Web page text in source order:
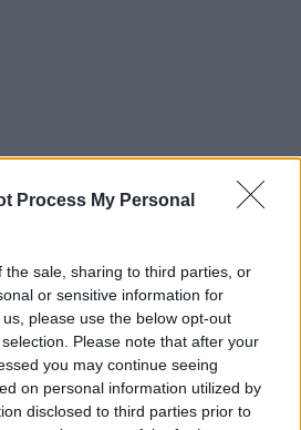
Process My Personal
the sale, sharing to third parties, or
or sensitive information for
please use the below opt-out
Please note that after your
you may continue seeing
on personal information utilized by
disclosed to third parties prior to